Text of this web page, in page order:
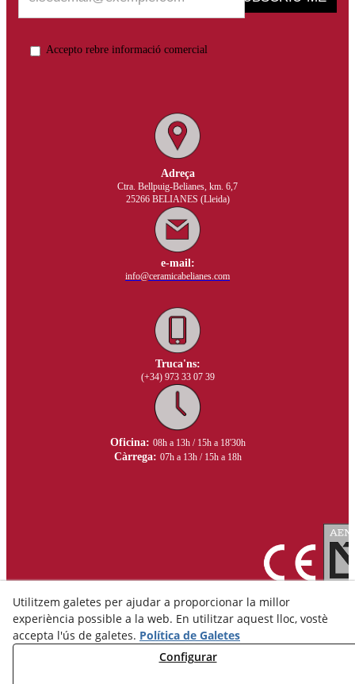
Accepto rebre informació comercial
Adreça
Ctra. Bellpuig-Belianes, km. 6,7
25266 BELIANES (Lleida)
e-mail:
info@ceramicabelianes.com
Truca'ns:
(+34) 973 33 07 39
Oficina: 08h a 13h / 15h a 18'30h
Càrrega: 07h a 13h / 15h a 18h
Utilitzem galetes per ajudar a proporcionar la millor
experiència possible a la web. En utilitzar aquest lloc, vostè
accepta l'ús de galetes. Política de Galetes
Configurar